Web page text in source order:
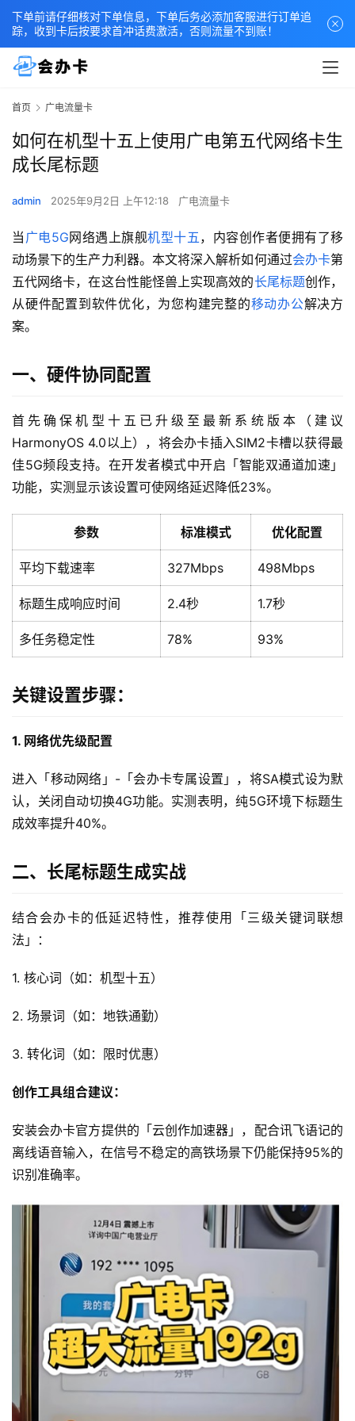
首页 广电流量卡
如何在机型十五上使用广电第五代网络卡生
成长尾标题
admin 2025年9月2日 上午12:18 广电流量卡
当 广电5G网络遇上旗舰机型十五，内容创作者便拥有了移
动场景下的生产力利器。本文将深入解析如何通过会办卡第
五代网络卡，在这台性能怪兽上实现高效的长尾标题创作，
从硬件配置到软件优化，为您构建完整的移动办公解决方
案。
一、硬件协同配置
首先确保机型十五已升级至最新系统版本（建议
HarmonyOS 4.0以上），将会办卡插入SIM2卡槽以获得最
佳5G频段支持。在开发者模式中开启「智能双通道加速」
功能，实测显示该设置可使网络延迟降低23%。
参数 标准模式 优化配置
平均下载速率 327Mbps 498Mbps
标题生成响应时间 2.4秒 1.7秒
多任务稳定性 78% 93%
关键设置步骤：
1. 网络优先级配置
进入「移动网络」-「会办卡专属设置」，将SA模式设为默
认，关闭自动切换4G功能。实测表明，纯5G环境下标题生
成效率提升40%。
二、长尾标题生成实战
结合会办卡的低延迟特性，推荐使用「三级关键词联想
法」：
1. 核心词（如：机型十五）
2. 场景词（如：地铁通勤）
3. 转化词（如：限时优惠）
创作工具组合建议：
安装会办卡官方提供的「云创作加速器」，配合讯飞语记的
离线语音输入，在信号不稳定的高铁场景下仍能保持95%的
识别准确率。
下单前请仔细核对下单信息，下单后务必添加客服进行订单追
踪，收到卡后按要求首冲话费激活，否则流量不到账！